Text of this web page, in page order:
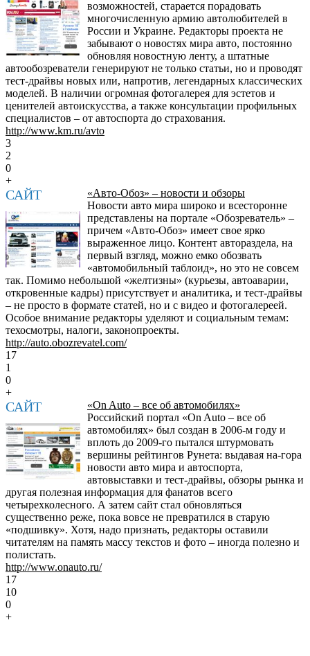
возможностей, старается порадовать
многочисленную армию автолюбителей в
России и Украине. Редакторы проекта не
забывают о новостях мира авто, постоянно
обновляя новостную ленту, а штатные
автообозреватели генерируют не только статьи, но и проводят
тест-драйвы новых или, напротив, легендарных классических
моделей. В наличии огромная фотогалерея для эстетов и
ценителей автоискусства, а также консультации профильных
специалистов – от автоспорта до страхования.
http://www.km.ru/avto
3
2
0
+
САЙТ
«Авто-Обоз» – новости и обзоры
Новости авто мира широко и всесторонне
представлены на портале «Обозреватель» –
причем «Авто-Обоз» имеет свое ярко
выраженное лицо. Контент автораздела, на
первый взгляд, можно емко обозвать
«автомобильный таблоид», но это не совсем
так. Помимо небольшой «желтизны» (курьезы, автоаварии,
откровенные кадры) присутствует и аналитика, и тест-драйвы
– не просто в формате статей, но и с видео и фотогалереей.
Особое внимание редакторы уделяют и социальным темам:
техосмотры, налоги, законопроекты.
http://auto.obozrevatel.com/
17
1
0
+
САЙТ
«On Auto – все об автомобилях»
Российский портал «On Auto – все об
автомобилях» был создан в 2006-м году и
вплоть до 2009-го пытался штурмовать
вершины рейтингов Рунета: выдавая на-гора
новости авто мира и автоспорта,
автовыставки и тест-драйвы, обзоры рынка и
другая полезная информация для фанатов всего
четырехколесного. А затем сайт стал обновляться
существенно реже, пока вовсе не превратился в старую
«подшивку». Хотя, надо признать, редакторы оставили
читателям на память массу текстов и фото – иногда полезно и
полистать.
http://www.onauto.ru/
17
10
0
+